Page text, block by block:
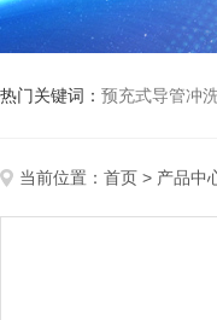
热门关键词： 预充式导管冲
当前位置： 首页 > 产品中